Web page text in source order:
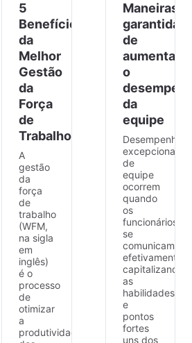
5
Benefícios
da
Melhor
Gestão
da
Força
de
Trabalho
A
gestão
da
força
de
trabalho
(WFM,
na sigla
em
inglês)
é o
processo
de
otimizar
a
produtividade
Maneiras
garantidas
de
aumentar
o
da
equipe
Desempenhos
excepcionais
de
equipe
ocorrem
quando
os
funcionários
se
comunicam
efetivamente,
capitalizando
as
habilidades
e
pontos
fortes
uns dos